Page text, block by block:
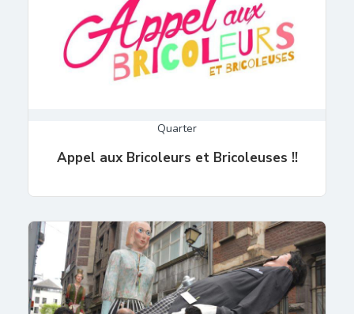
Quarter
Appel aux Bricoleurs et Bricoleuses !!